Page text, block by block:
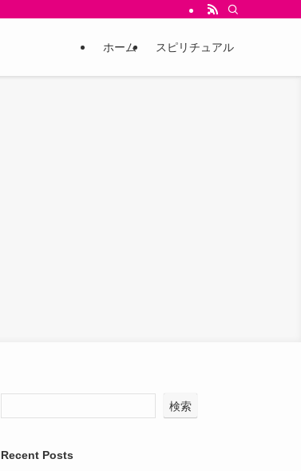
ホーム スピリチュアル
検索
Recent Posts